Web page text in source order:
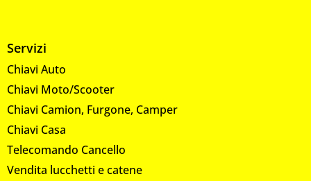
Servizi
Chiavi Auto
Chiavi Moto/Scooter
Chiavi Camion, Furgone, Camper
Chiavi Casa
Telecomando Cancello
Vendita lucchetti e catene